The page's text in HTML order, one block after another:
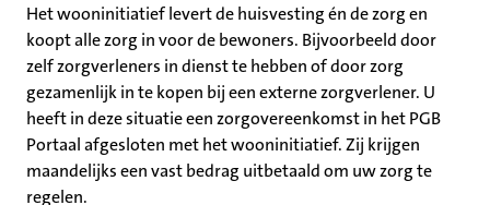
Het wooninitiatief levert de huisvesting én de zorg en
koopt alle zorg in voor de bewoners. Bijvoorbeeld door
zelf zorgverleners in dienst te hebben of door zorg
gezamenlijk in te kopen bij een externe zorgverlener. U
heeft in deze situatie een zorgovereenkomst in het PGB
Portaal afgesloten met het wooninitiatief. Zij krijgen
maandelijks een vast bedrag uitbetaald om uw zorg te
regelen.